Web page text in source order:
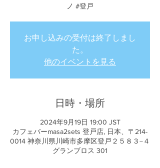
ノ #登戸
お申し込みの受付は終了しまし
た。
他のイベントを見る
日時・場所
2024年9月19日 19:00 JST
カフェバーmasa2sets 登戸店, 日本、〒214-
0014 神奈川県川崎市多摩区登戸２５８３−４
グランブロス 301